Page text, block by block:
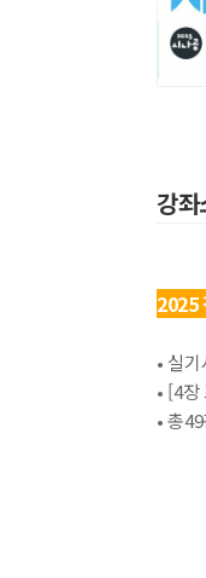
강좌
2025
• 실
• [4
• 총